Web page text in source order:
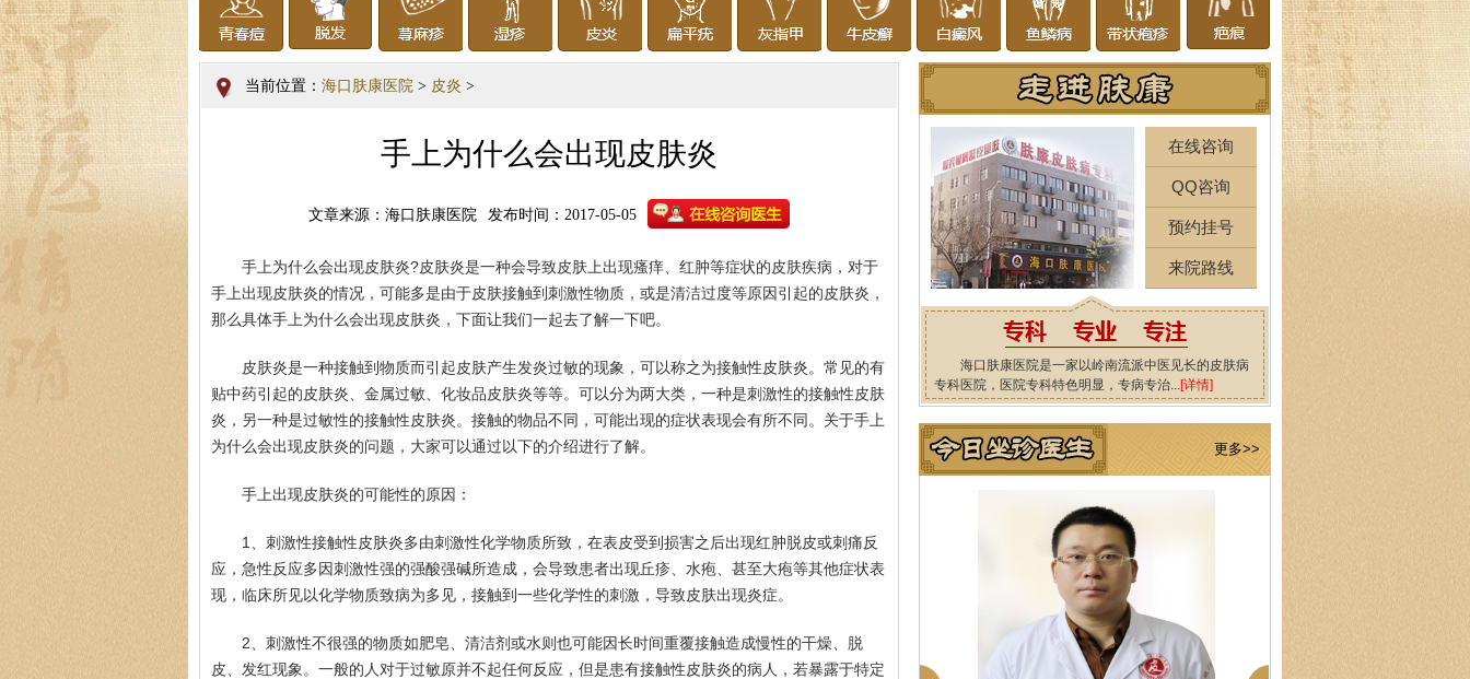
当前位置： 海口肤康医院 > 皮炎 >
手上为什么会出现皮肤炎
文章来源：海口肤康医院 发布时间：2017-05-05
手上为什么会出现皮肤炎?皮肤炎是一种会导致皮肤上出现瘙痒、红肿等症状的皮肤疾病，对于
手上出现皮肤炎的情况，可能多是由于皮肤接触到刺激性物质，或是清洁过度等原因引起的皮肤炎，
那么具体手上为什么会出现皮肤炎，下面让我们一起去了解一下吧。
皮肤炎是一种接触到物质而引起皮肤产生发炎过敏的现象，可以称之为接触性皮肤炎。常见的有
贴中药引起的皮肤炎、金属过敏、化妆品皮肤炎等等。可以分为两大类，一种是刺激性的接触性皮肤
炎，另一种是过敏性的接触性皮肤炎。接触的物品不同，可能出现的症状表现会有所不同。关于手上
为什么会出现皮肤炎的问题，大家可以通过以下的介绍进行了解。
手上出现皮肤炎的可能性的原因：
1、刺激性接触性皮肤炎多由刺激性化学物质所致，在表皮受到损害之后出现红肿脱皮或刺痛反
应，急性反应多因刺激性强的强酸强碱所造成，会导致患者出现丘疹、水疱、甚至大疱等其他症状表
现，临床所见以化学物质致病为多见，接触到一些化学性的刺激，导致皮肤出现炎症。
2、刺激性不很强的物质如肥皂、清洁剂或水则也可能因长时间重覆接触造成慢性的干燥、脱
皮、发红现象。一般的人对于过敏原并不起任何反应，但是患有接触性皮肤炎的病人，若暴露于特定
在线咨询
QQ咨询
预约挂号
来院路线
海口肤康医院是一家以岭南流派中医见长的皮肤病
专科医院，医院专科特色明显，专病专治...[详情]
更多>>